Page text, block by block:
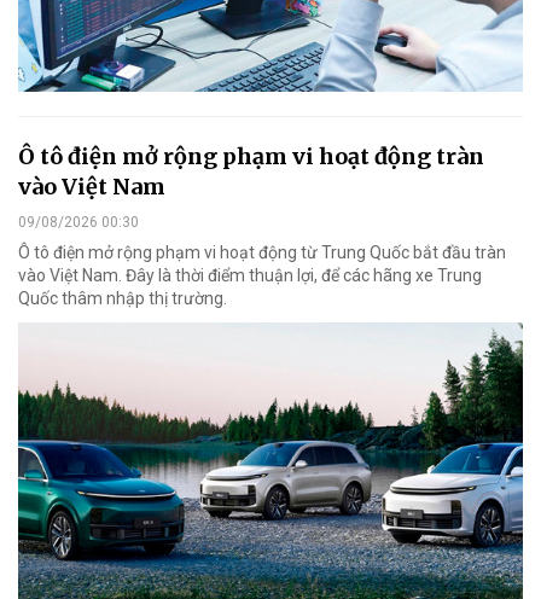
Ô tô điện mở rộng phạm vi hoạt động tràn
vào Việt Nam
09/08/2026 00:30
Ô tô điện mở rộng phạm vi hoạt động từ Trung Quốc bắt đầu tràn
vào Việt Nam. Đây là thời điểm thuận lợi, để các hãng xe Trung
Quốc thâm nhập thị trường.